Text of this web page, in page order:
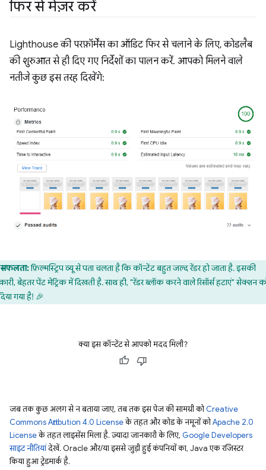
फिर से मेज़र करें
Lighthouse की परफ़ॉर्मेंस का ऑडिट फिर से चलाने के लिए, कोडलैब
की शुरुआत से ही दिए गए निर्देशों का पालन करें. आपको मिलने वाले
नतीजे कुछ इस तरह दिखेंगे:
सफलता:फ़िल्मस्ट्रिप व्यू से पता चलता है कि कॉन्टेंट बहुत जल्द रेंडर हो जाता है. इसकी
बेहतर पेंट मेट्रिक में दिखती है. साथ ही, "रेंडर ब्लॉक करने वाले रिसॉर्स हटाएं" सेक्शन
गया है! 🎉
क्या इस कॉन्टेंट से आपको मदद मिली?
जब तक कुछ अलग से न बताया जाए, तब तक इस पेज की सामग्री कोCreative
Commons Attribution 4.0 Licenseके तहत और कोड के नमूनों कोApache 2.0
Licenseके तहत लाइसेंस मिला है. ज़्यादा जानकारी के लिए, Google Developers
साइट नीतियांदेखें. Oracle और/या इससे जुड़ी हुई कंपनियों का, Java एक रजिस्टर
किया हुआ ट्रेडमार्क है.